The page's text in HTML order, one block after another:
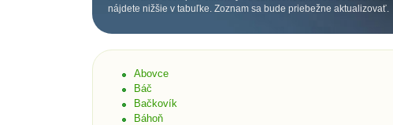
nájdete nižšie v tabuľke. Zoznam sa bude priebežne aktualizovať.
Abovce
Báč
Bačkovík
Báhoň